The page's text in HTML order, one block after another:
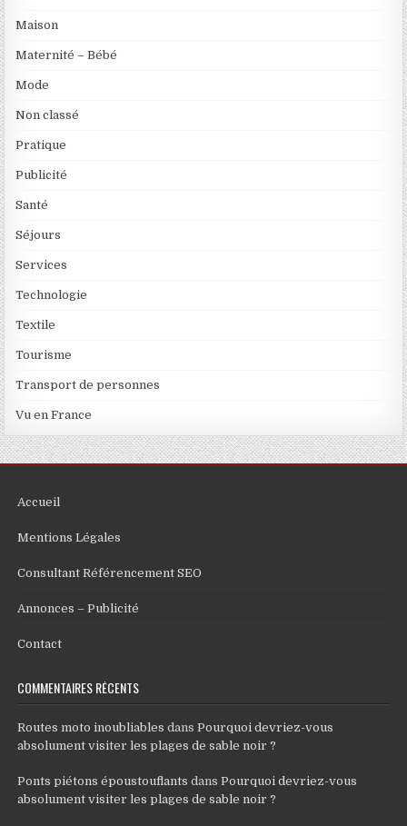
Maison
Maternité – Bébé
Mode
Non classé
Pratique
Publicité
Santé
Séjours
Services
Technologie
Textile
Tourisme
Transport de personnes
Vu en France
Accueil
Mentions Légales
Consultant Référencement SEO
Annonces – Publicité
Contact
COMMENTAIRES RÉCENTS
Routes moto inoubliables dansPourquoi devriez-vous
absolument visiter les plages de sable noir ?
Ponts piétons époustouflants dansPourquoi devriez-vous
absolument visiter les plages de sable noir ?